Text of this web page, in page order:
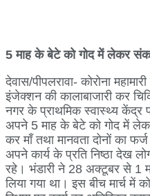
5 माह के बेटे को गोद में लेकर
देवास/पीपलरावा- कोरोना
इंजेक्शन की कालाबाजारी कर
नगर के प्राथमिक स्वास्थ्य केंद्र
अपने 5 माह के बेटे को गोद में
कर माँ तथा मानवता दोनों का
अपने कार्य के प्रति निष्ठा देख
रहे। भंडारी ने 28 अक्टूबर से 1
लिया गया था। इस बीच मार्च में